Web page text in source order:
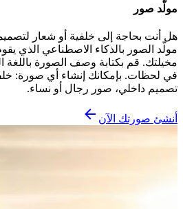
مولّد صور
هل أنت بحاجة إلى خلفية أو شعار
مولّد الصور بالذكاء الاصطناعي الذي
مخيلتك. قم بكتابة وصف الصورة باللغة
في لحظات. بإمكانك إنشاء أي صورة:
تصميم داخلي، صور رجال أو نساء.
أنشئ صورتك الآن